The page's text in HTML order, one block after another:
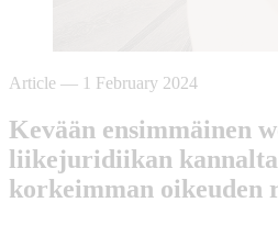
Article — 1 February 2024
Kevään ensimmäinen
liikejuridiikan
korkeimman oikeuden